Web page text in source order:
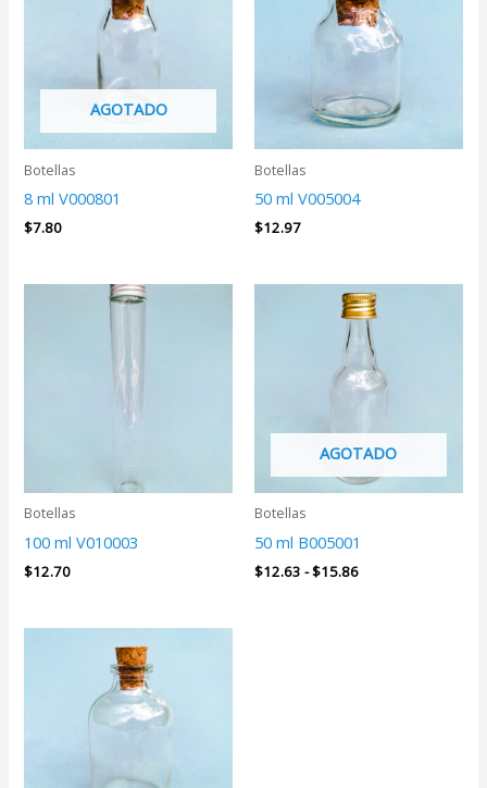
AGOTADO
Botellas
8 ml V000801
$7.80
Botellas
50 ml V005004
$12.97
Botellas
100 ml V010003
$12.70
AGOTADO
Botellas
50 ml B005001
$12.63 -$15.86
Rango
de
precios:
desde
$12.63
hasta
de
precios:
desde
$9.94
hasta